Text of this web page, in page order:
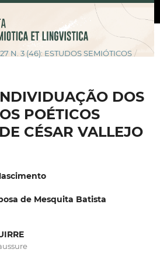
N. 3 (46): ESTUDOS SEMIÓTICOS /
DOS
POÉTICOS
CÉSAR VALLEJO
de Mesquita Batista